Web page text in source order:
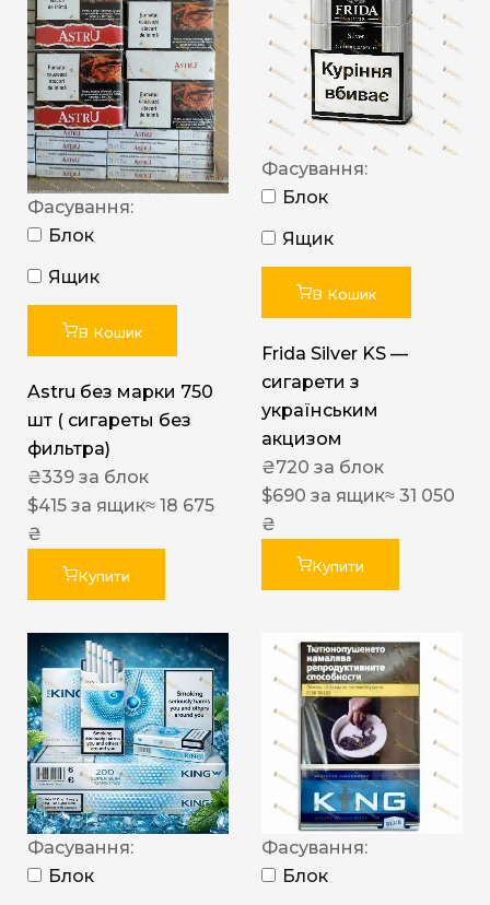
Фасування:
Блок
Ящик
В Кошик
Astru без марки 750
шт ( сигареты без
фильтра)
₴339 за блок
$415 за ящик≈ 18 675
₴
Купити
Фасування:
Блок
Ящик
В Кошик
Frida Silver KS —
сигарети з
українським
акцизом
₴720 за блок
$690 за ящик≈ 31 050
₴
Купити
Фасування:
Блок
Фасування:
Блок